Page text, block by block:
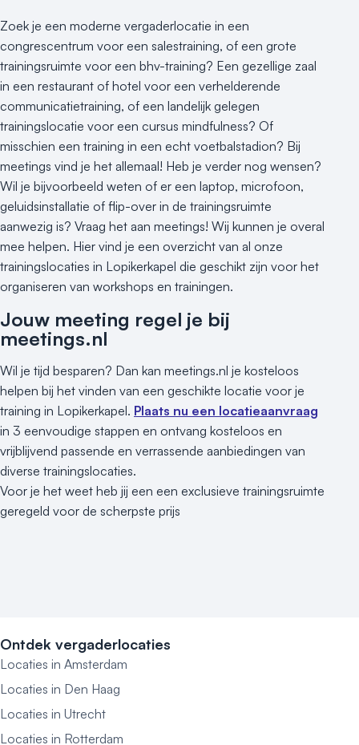
Varende locatie
Zoek je een moderne vergaderlocatie in een
congrescentrum voor een salestraining, of een grote
trainingsruimte voor een bhv-training? Een gezellige zaal
in een restaurant of hotel voor een verhelderende
communicatietraining, of een landelijk gelegen
trainingslocatie voor een cursus mindfulness? Of
misschien een training in een echt voetbalstadion? Bij
meetings vind je het allemaal! Heb je verder nog wensen?
Wil je bijvoorbeeld weten of er een laptop, microfoon,
geluidsinstallatie of flip-over in de trainingsruimte
aanwezig is? Vraag het aan meetings! Wij kunnen je overal
mee helpen. Hier vind je een overzicht van al onze
trainingslocaties in Lopikerkapel die geschikt zijn voor het
organiseren van workshops en trainingen.
Jouw meeting regel je bij
meetings.nl
Wil je tijd besparen? Dan kan meetings.nl je kosteloos
helpen bij het vinden van een geschikte locatie voor je
training in Lopikerkapel. Plaats nu een locatieaanvraag
in 3 eenvoudige stappen en ontvang kosteloos en
vrijblijvend passende en verrassende aanbiedingen van
diverse trainingslocaties.
Voor je het weet heb jij een een exclusieve trainingsruimte
geregeld voor de scherpste prijs
Ontdek vergaderlocaties
Locaties in Amsterdam
Locaties in Den Haag
Locaties in Utrecht
Locaties in Rotterdam